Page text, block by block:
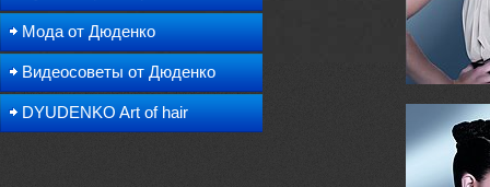
Мода от Дюденко
Видеосоветы от Дюденко
DYUDENKO Art of hair